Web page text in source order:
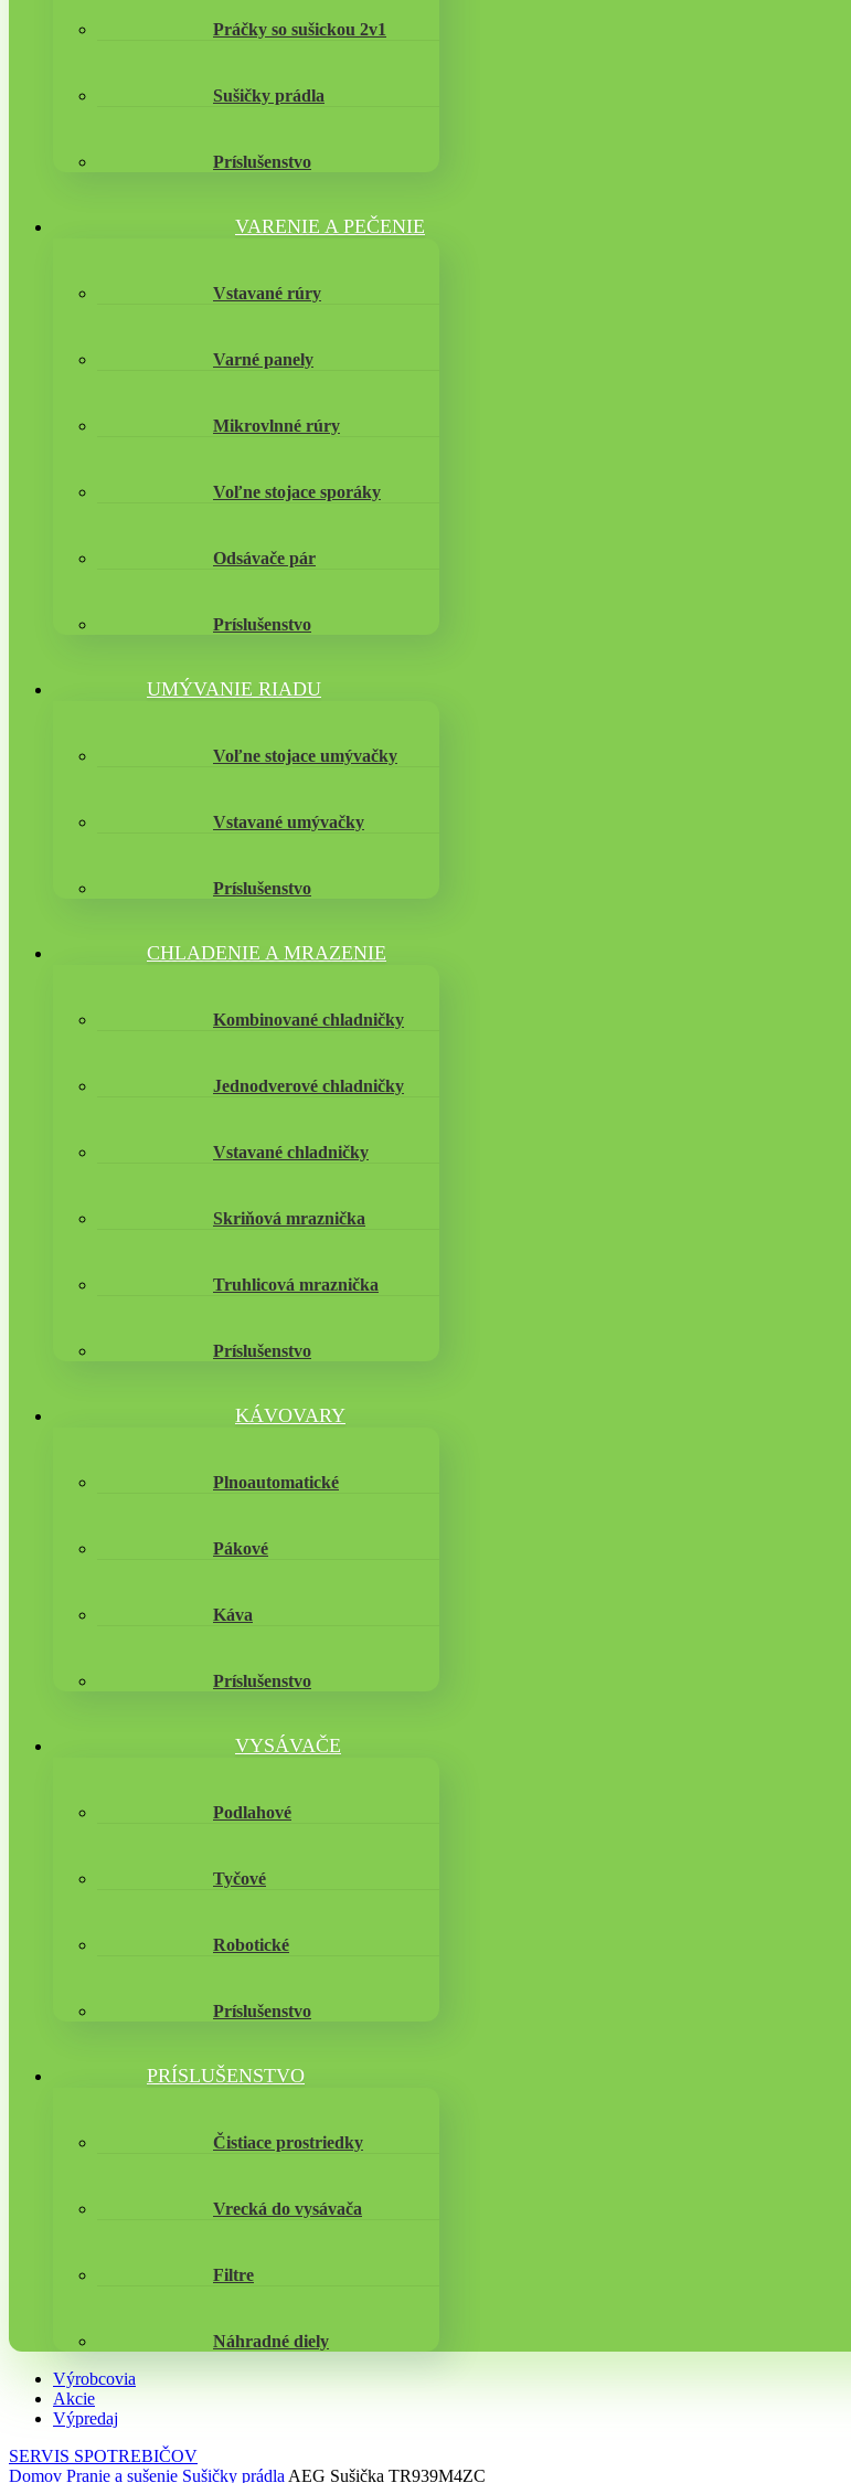
Práčky so sušickou 2v1
Sušičky prádla
Príslušenstvo
VARENIE A PEČENIE
Vstavané rúry
Varné panely
Mikrovlnné rúry
Voľne stojace sporáky
Odsávače pár
Príslušenstvo
UMÝVANIE RIADU
Voľne stojace umývačky
Vstavané umývačky
Príslušenstvo
CHLADENIE A MRAZENIE
Kombinované chladničky
Jednodverové chladničky
Vstavané chladničky
Skriňová mraznička
Truhlicová mraznička
Príslušenstvo
KÁVOVARY
Plnoautomatické
Pákové
Káva
Príslušenstvo
VYSÁVAČE
Podlahové
Tyčové
Robotické
Príslušenstvo
PRÍSLUŠENSTVO
Čistiace prostriedky
Vrecká do vysávača
Filtre
Náhradné diely
Výrobcovia
Akcie
Výpredaj
SERVIS SPOTREBIČOV
Domov Pranie a sušenie Sušičky prádla AEG Sušička TR939M4ZC